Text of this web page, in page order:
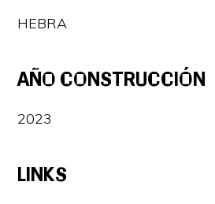
HEBRA
AÑO CONSTRUCCIÓN
2023
LINKS